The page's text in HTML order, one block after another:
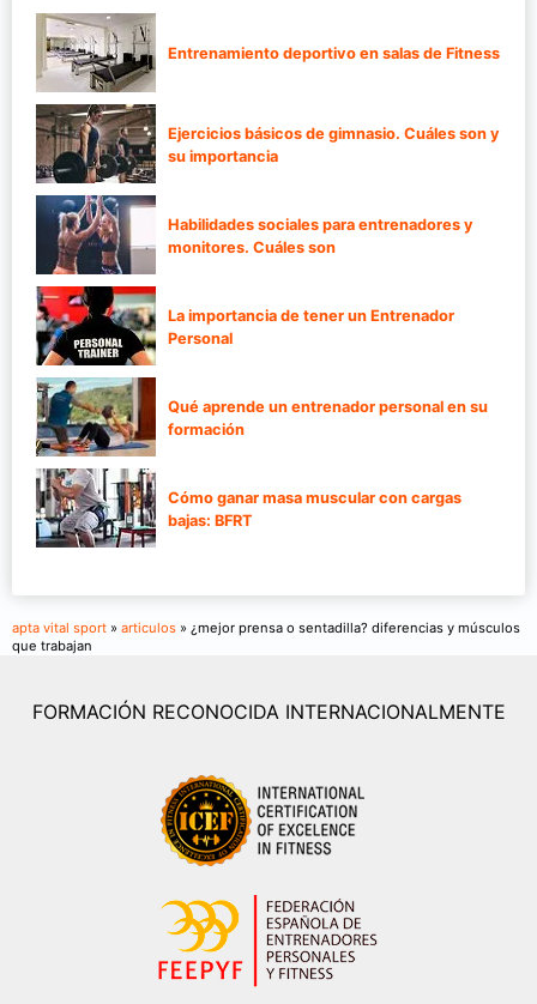
Entrenamiento deportivo en salas de Fitness
Ejercicios básicos de gimnasio. Cuáles son y
su importancia
Habilidades sociales para entrenadores y
monitores. Cuáles son
La importancia de tener un Entrenador
Personal
Qué aprende un entrenador personal en su
formación
Cómo ganar masa muscular con cargas
bajas: BFRT
apta vital sport » articulos » ¿mejor prensa o sentadilla? diferencias y músculos
que trabajan
FORMACIÓN RECONOCIDA INTERNACIONALMENTE